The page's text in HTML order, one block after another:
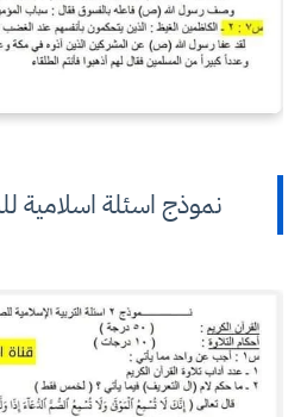
نموذج اسئلة اسلامية